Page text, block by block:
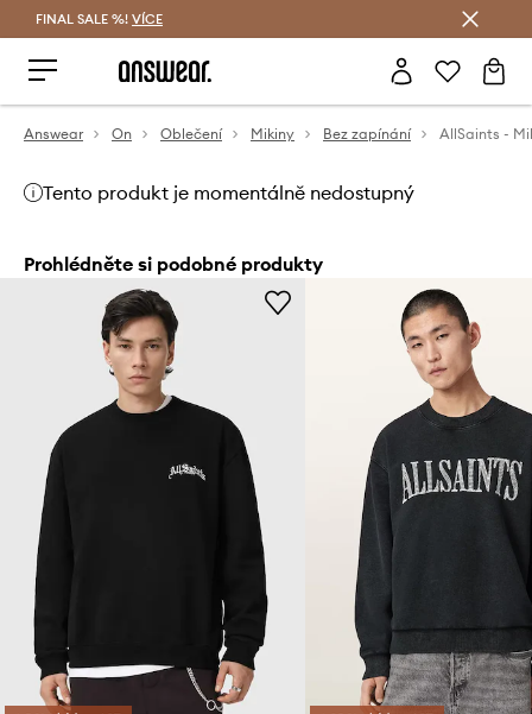
FINAL SALE %! VÍCE
Answear On Oblečení Mikiny Bez zapínání AllSaints -
Tento produkt je momentálně nedostupný
Prohlédněte si podobné produkty